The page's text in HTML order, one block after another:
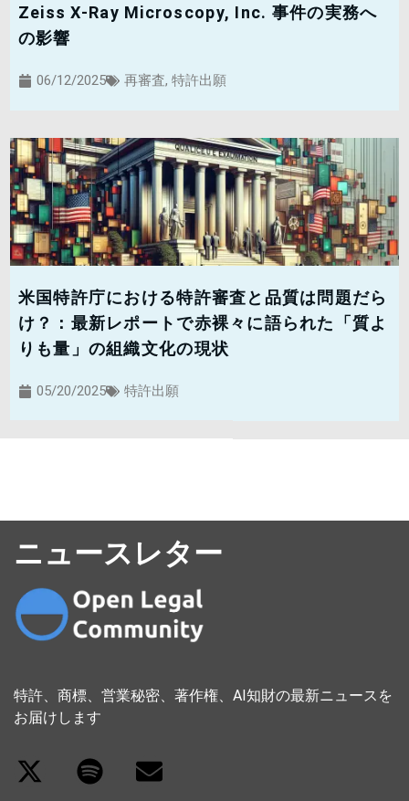
Zeiss X-Ray Microscopy, Inc. 事件の実務へ
の影響
06/12/2025 再審査, 特許出願
米国特許庁における特許審査と品質は問題だら
け？：最新レポートで赤裸々に語られた「質よ
りも量」の組織文化の現状
05/20/2025 特許出願
ニュースレター
特許、商標、営業秘密、著作権、AI知財の最新ニュースを
お届けします